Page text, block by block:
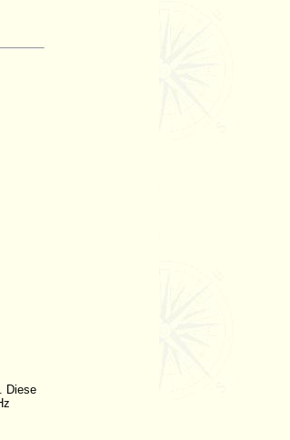
. Diese